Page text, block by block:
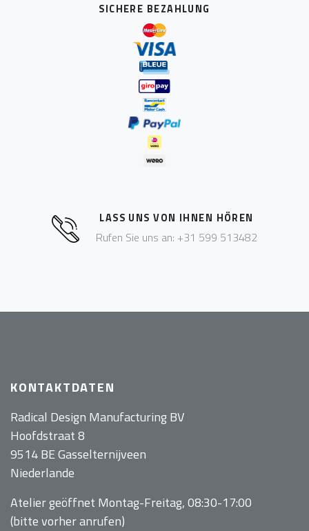
SICHERE BEZAHLUNG
LASS UNS VON IHNEN HÖREN
Rufen Sie uns an: +31 599 513482
KONTAKTDATEN
Radical Design Manufacturing BV
Hoofdstraat 8
9514 BE Gasselternijveen
Niederlande
Atelier geöffnet Montag-Freitag, 08:30-17:00
(bitte vorher anrufen)